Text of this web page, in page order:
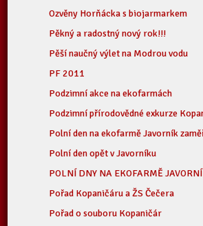
Ozvěny Horňácka s biojarmarkem
Pěkný a radostný nový rok!!!
Pěší naučný výlet na Modrou vodu
PF 2011
Podzimní akce na ekofarmách
Podzimní přírodovědné exkurze
Polní den na ekofarmě Javorník
Polní den opět v Javorníku
POLNÍ DNY NA EKOFARMĚ
Pořad Kopaničáru a ŽS Čečera
Pořad o souboru Kopaničár